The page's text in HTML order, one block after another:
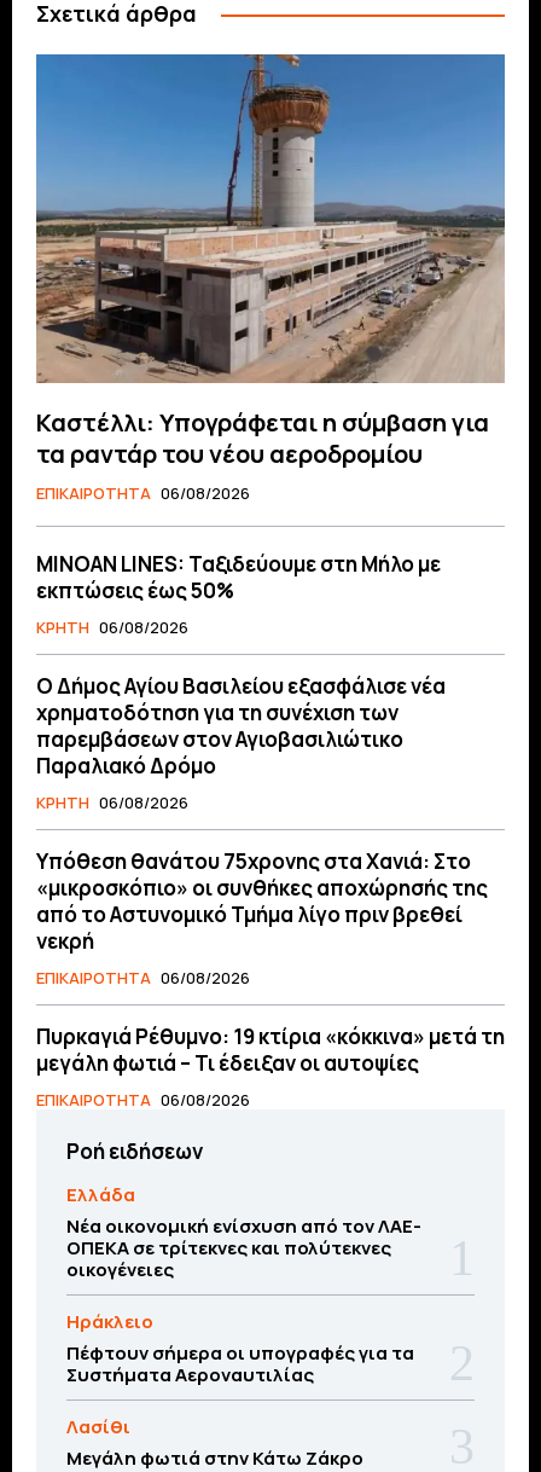
Σχετικά άρθρα
Καστέλλι: Υπογράφεται η σύμβαση για
τα ραντάρ του νέου αεροδρομίου
ΕΠΙΚΑΙΡΟΤΗΤΑ 06/08/2026
MINOAN LINES: Ταξιδεύουμε στη Μήλο με
εκπτώσεις έως 50%
ΚΡΗΤΗ 06/08/2026
O Δήμος Αγίου Βασιλείου εξασφάλισε νέα
χρηματοδότηση για τη συνέχιση των
παρεμβάσεων στον Αγιοβασιλιώτικο
Παραλιακό Δρόμο
ΚΡΗΤΗ 06/08/2026
Υπόθεση θανάτου 75χρονης στα Χανιά: Στο
«μικροσκόπιο» οι συνθήκες αποχώρησής της
από το Αστυνομικό Τμήμα λίγο πριν βρεθεί
νεκρή
ΕΠΙΚΑΙΡΟΤΗΤΑ 06/08/2026
Πυρκαγιά Ρέθυμνο: 19 κτίρια «κόκκινα» μετά τη
μεγάλη φωτιά – Τι έδειξαν οι αυτοψίες
ΕΠΙΚΑΙΡΟΤΗΤΑ 06/08/2026
Ροή ειδήσεων
Ελλάδα
Νέα οικονομική ενίσχυση από τον ΛΑΕ-
ΟΠΕΚΑ σε τρίτεκνες και πολύτεκνες
οικογένειες
Ηράκλειο
Πέφτουν σήμερα οι υπογραφές για τα
Συστήματα Αεροναυτιλίας
Λασίθι
Μεγάλη φωτιά στην Κάτω Ζάκρο